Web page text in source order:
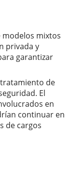
modelos mixtos
privada y
garantizar
de
El
en
continuar en
de cargos